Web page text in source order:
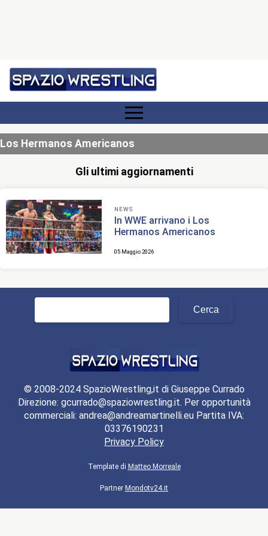
Los Hermanos Americanos
Gli ultimi aggiornamenti
NEWS
In WWE arrivano i Los
Hermanos Americanos
05 Maggio 2026
Ricerca
© 2008-2024 SpazioWrestling,it di Giuseppe Currado
Direzione: gcurrado@spaziowrestling.it. Per opportunità
commerciali: andrea@andreamartinelli.eu Partita IVA:
03376190231
Privacy Policy
Template di Matteo Morreale
Partner Mondotv24.it